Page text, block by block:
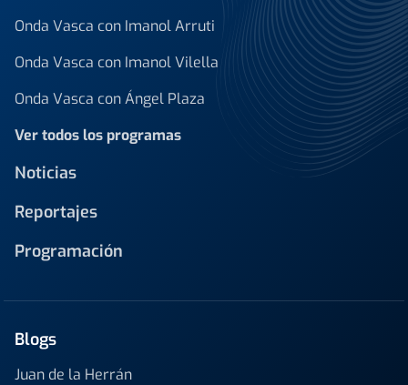
Onda Vasca con Imanol Arruti
Onda Vasca con Imanol Vilella
Onda Vasca con Ángel Plaza
Ver todos los programas
Noticias
Reportajes
Programación
Blogs
Juan de la Herrán